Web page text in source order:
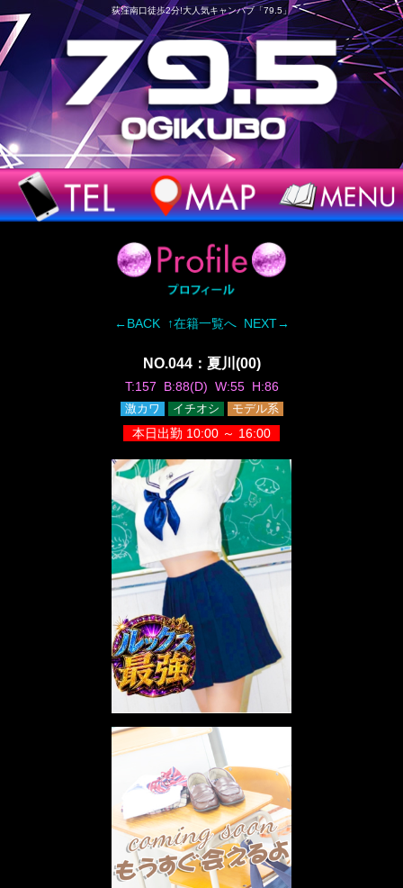
荻窪南口徒歩2分!大人気キャンパブ「79.5」
←BACK ↑在籍一覧へ NEXT→
NO.044：夏川(00)
T:157 B:88(D) W:55 H:86
激カワ イチオシ モデル系
本日出勤 10:00 ～ 16:00